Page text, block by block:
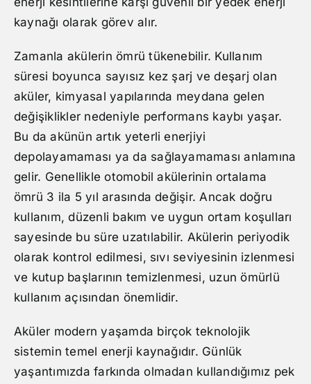
kaynağı olarak görev alır.
Zamanla akülerin ömrü tükenebilir. Kullanım
süresi boyunca sayısız kez şarj ve deşarj olan
aküler, kimyasal yapılarında meydana gelen
değişiklikler nedeniyle performans kaybı yaşar.
Bu da akünün artık yeterli enerjiyi
depolayamaması ya da sağlayamaması anlamına
gelir. Genellikle otomobil akülerinin ortalama
ömrü 3 ila 5 yıl arasında değişir. Ancak doğru
kullanım, düzenli bakım ve uygun ortam koşulları
sayesinde bu süre uzatılabilir. Akülerin periyodik
olarak kontrol edilmesi, sıvı seviyesinin izlenmesi
ve kutup başlarının temizlenmesi, uzun ömürlü
kullanım açısından önemlidir.
Aküler modern yaşamda birçok teknolojik
sistemin temel enerji kaynağıdır. Günlük
yaşantımızda farkında olmadan kullandığımız pek